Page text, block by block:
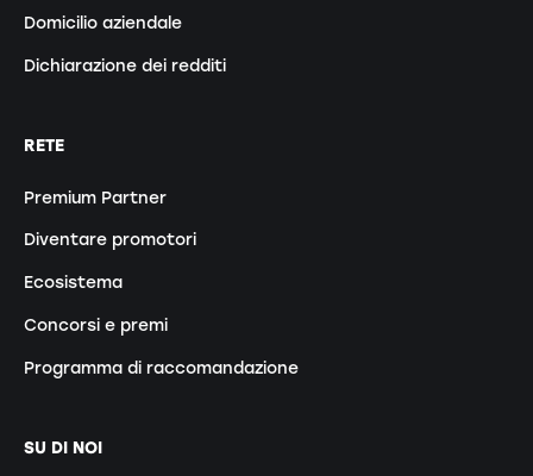
Domicilio aziendale
Dichiarazione dei redditi
RETE
Premium Partner
Diventare promotori
Ecosistema
Concorsi e premi
Programma di raccomandazione
SU DI NOI